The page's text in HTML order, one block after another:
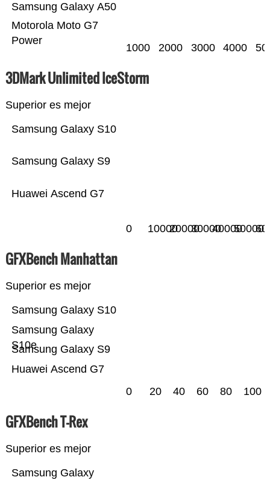
Motorola Moto G7
Power
Samsung Galaxy A50
1000 2000 3000 4000
3DMark Unlimited IceStorm
Superior es mejor
Huawei Ascend G7
Samsung Galaxy S9
Samsung Galaxy S10
0 1000020000300004000050000
GFXBench Manhattan
Superior es mejor
Huawei Ascend G7
Samsung Galaxy S9
Samsung Galaxy
S10e
Samsung Galaxy S10
0 20 40 60 80 100
GFXBench T-Rex
Superior es mejor
Samsung Galaxy